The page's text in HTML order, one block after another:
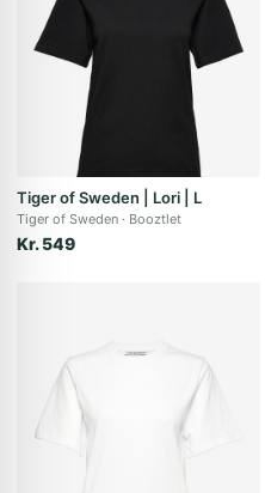
Tiger of Sweden | Lori | L
Tiger of Sweden Booztlet
Kr. 549